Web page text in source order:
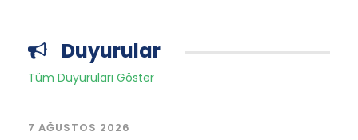
Duyurular
Tüm Duyuruları Göster
7 AĞUSTOS 2026